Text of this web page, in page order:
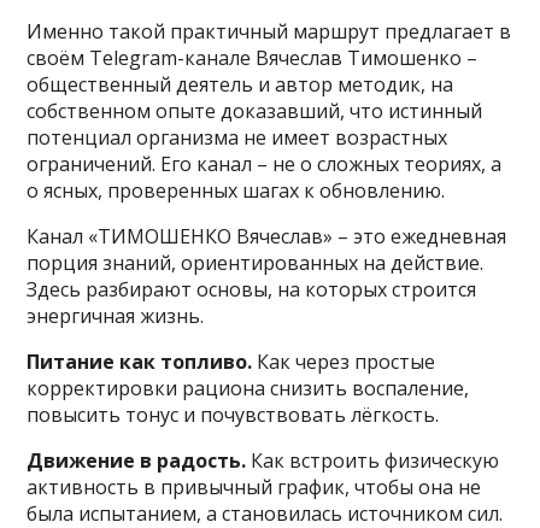
Именно такой практичный маршрут предлагает в
своём Telegram-канале Вячеслав Тимошенко –
общественный деятель и автор методик, на
собственном опыте доказавший, что истинный
потенциал организма не имеет возрастных
ограничений. Его канал – не о сложных теориях, а
о ясных, проверенных шагах к обновлению.
Канал «ТИМОШЕНКО Вячеслав» – это ежедневная
порция знаний, ориентированных на действие.
Здесь разбирают основы, на которых строится
энергичная жизнь.
Питание как топливо. Как через простые
корректировки рациона снизить воспаление,
повысить тонус и почувствовать лёгкость.
Движение в радость. Как встроить физическую
активность в привычный график, чтобы она не
была испытанием, а становилась источником сил.